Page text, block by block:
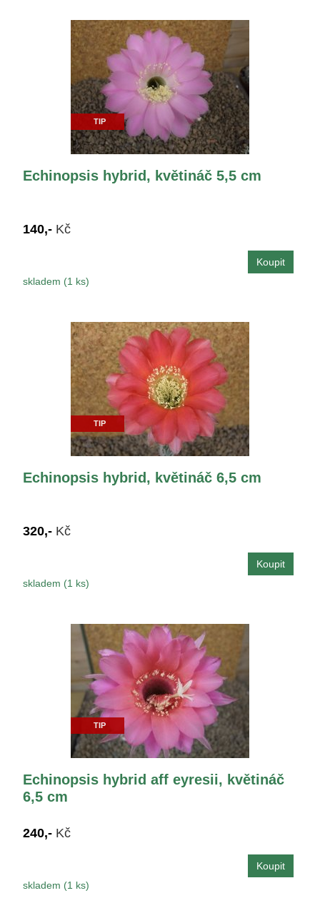
TIP
Echinopsis hybrid, květináč 5,5 cm
140,- Kč
skladem (1 ks)
TIP
Echinopsis hybrid, květináč 6,5 cm
320,- Kč
skladem (1 ks)
TIP
Echinopsis hybrid aff eyresii, květináč
6,5 cm
240,- Kč
skladem (1 ks)